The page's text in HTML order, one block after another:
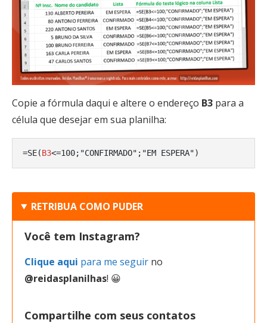
Copie a fórmula daqui e altere o endereço B3 para a
célula que desejar em sua planilha:
=SE(B3<=100;"CONFIRMADO";"EM ESPERA")
RETRIBUA COMO PUDER
Você tem Instagram?
Clique aqui para me seguir no
@reidasplanilhas! 😀
Compartilhe com seus contatos